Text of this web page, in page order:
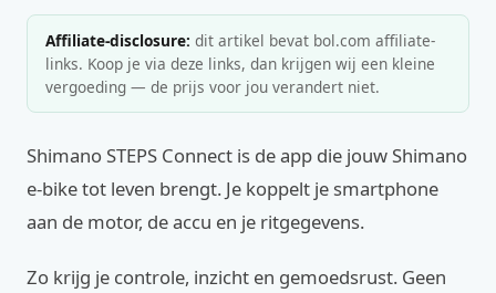
Affiliate-disclosure: dit artikel bevat bol.com affiliate-
links. Koop je via deze links, dan krijgen wij een kleine
vergoeding — de prijs voor jou verandert niet.
Shimano STEPS Connect is de app die jouw Shimano
e-bike tot leven brengt. Je koppelt je smartphone
aan de motor, de accu en je ritgegevens.
Zo krijg je controle, inzicht en gemoedsrust. Geen